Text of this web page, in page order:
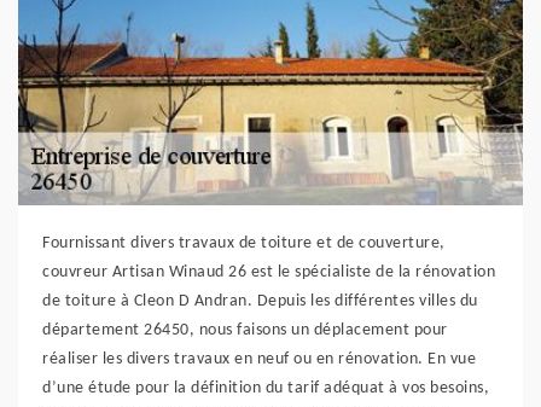
Fournissant divers travaux de toiture et de couverture,
couvreur Artisan Winaud 26 est le spécialiste de la rénovation
de toiture à Cleon D Andran. Depuis les différentes villes du
département 26450, nous faisons un déplacement pour
réaliser les divers travaux en neuf ou en rénovation. En vue
d’une étude pour la définition du tarif adéquat à vos besoins,